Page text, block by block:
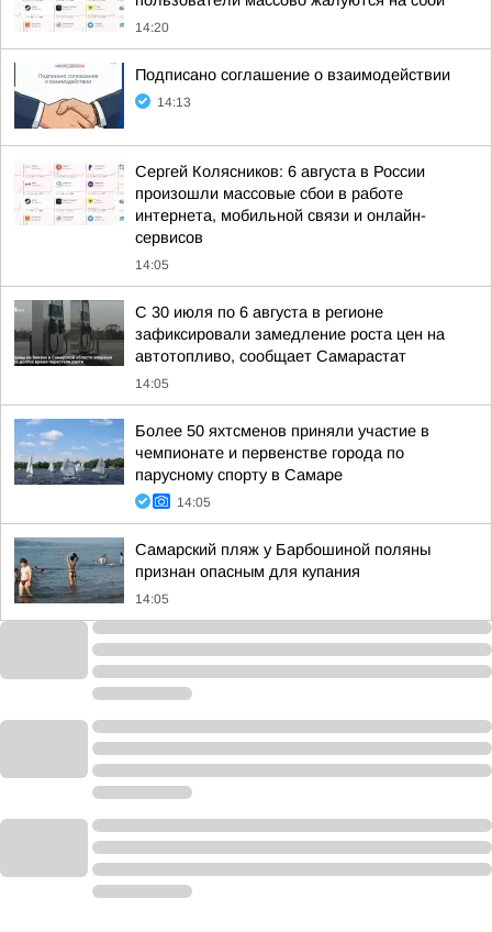
14:20
Подписано соглашение о взаимодействии
14:13
Сергей Колясников: 6 августа в России
произошли массовые сбои в работе
интернета, мобильной связи и онлайн-
сервисов
14:05
С 30 июля по 6 августа в регионе
зафиксировали замедление роста цен на
автотопливо, сообщает Самарастат
14:05
Более 50 яхтсменов приняли участие в
чемпионате и первенстве города по
парусному спорту в Самаре
14:05
Самарский пляж у Барбошиной поляны
признан опасным для купания
14:05